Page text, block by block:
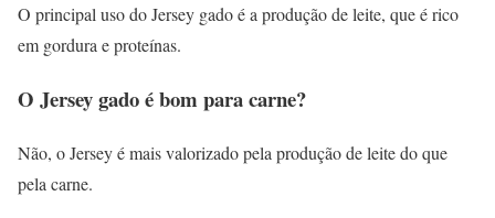
O principal uso do Jersey gado é a produção de leite, que é rico
em gordura e proteínas.
O Jersey gado é bom para carne?
Não, o Jersey é mais valorizado pela produção de leite do que
pela carne.